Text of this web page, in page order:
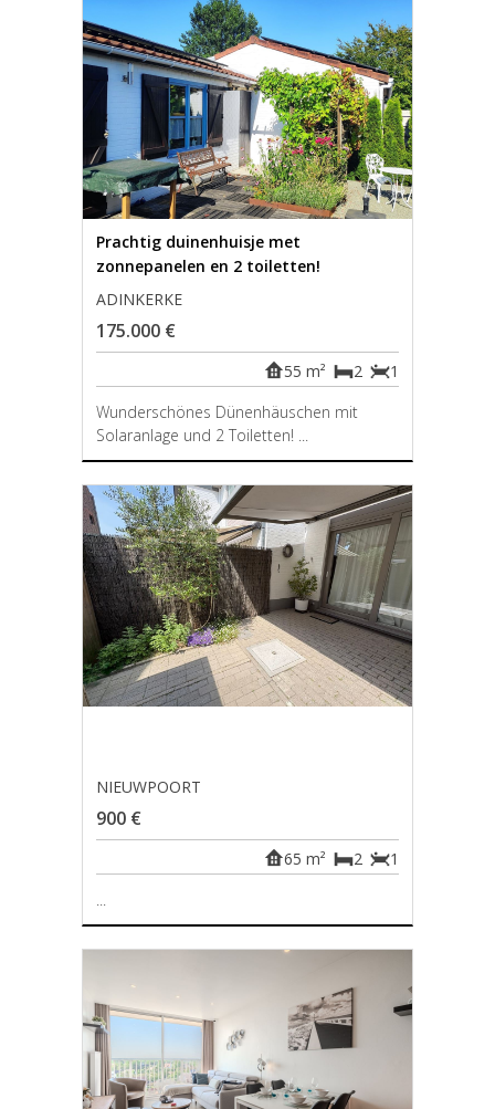
Prachtig duinenhuisje met
zonnepanelen en 2 toiletten!
ADINKERKE
175.000 €
1
2
55 m²
Wunderschönes Dünenhäuschen mit
Solaranlage und 2 Toiletten! ...
NIEUWPOORT
900 €
1
2
65 m²
...